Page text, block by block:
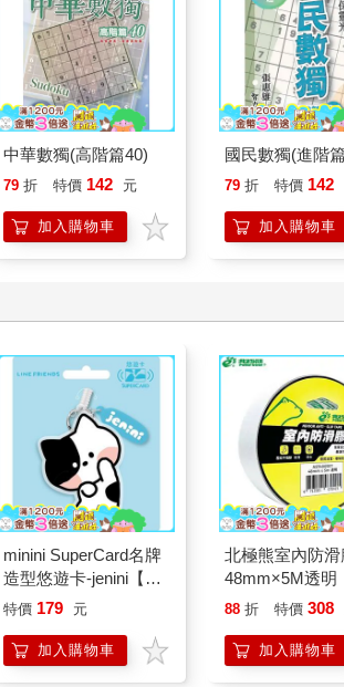
中華數獨(高階篇40)
79 折 特價 142 元
加入購物車
國民數獨(進階
79 折 特價 142
加入購物車
minini SuperCard名牌
造型悠遊卡-jenini【受
託代銷】
特價 179 元
加入購物車
北極熊室內防
48mm×5M透明
88 折 特價 308
加入購物車